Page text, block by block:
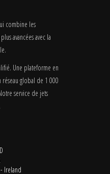
combine les
avancées avec la
Une plateforme en
global de 1 000
service de jets
Ireland